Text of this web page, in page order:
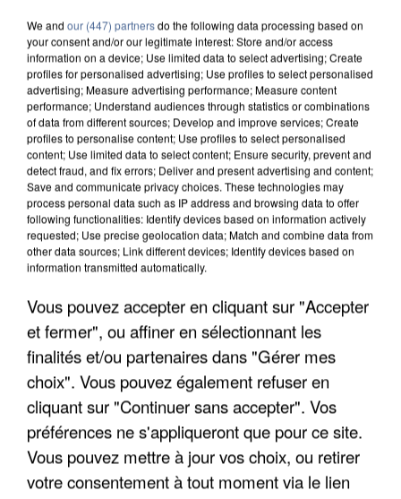
UN SECOND CADRE DE LA DZ MAFIA
INTERPELLÉ EN ALGÉRIE
We and our (447) partnersdo the following data processing based on
your consent and/or our legitimate interest: Store and/or access
information on a device; Use limited data to select advertising; Create
profiles for personalised advertising; Use profiles to select personalised
advertising; Measure advertising performance; Measure content
performance; Understand audiences through statistics or combinations
of data from different sources; Develop and improve services; Create
profiles to personalise content; Use profiles to select personalised
content; Use limited data to select content; Ensure security, prevent and
detect fraud, and fix errors; Deliver and present advertising and content;
Save and communicate privacy choices. These technologies may
process personal data such as IP address and browsing data to offer
following functionalities: Identify devices based on information actively
requested; Use precise geolocation data; Match and combine data from
other data sources; Link different devices; Identify devices based on
information transmitted automatically.
Vous pouvez accepter en cliquant sur "Accepter
et fermer", ou affiner en sélectionnant les
finalités et/ou partenaires dans "Gérer mes
choix". Vous pouvez également refuser en
cliquant sur "Continuer sans accepter". Vos
préférences ne s'appliqueront que pour ce site.
Vous pouvez mettre à jour vos choix, ou retirer
votre consentement à tout moment via le lien